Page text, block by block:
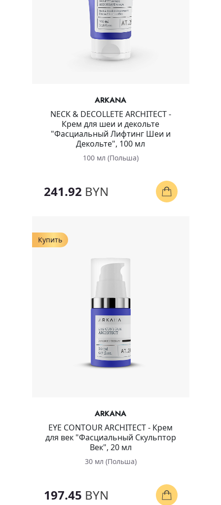
ARKANA
NECK & DECOLLETE ARCHITECT -
Крем для шеи и декольте
"Фасциальный Лифтинг Шеи и
Декольте", 100 мл
100 мл (Польша)
241.92 BYN
Купить
ARKANA
EYE CONTOUR ARCHITECT - Крем
для век "Фасциальный Скульптор
Век", 20 мл
30 мл (Польша)
197.45 BYN